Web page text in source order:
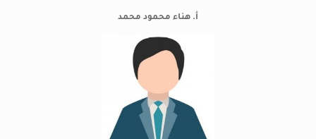
أ. هناء محمود محمد